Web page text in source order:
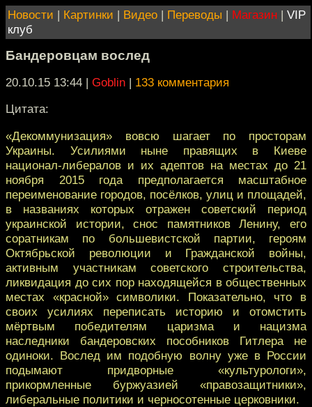
Новости | Картинки | Видео | Переводы | Магазин | VIP
клуб
Бандеровцам вослед
20.10.15 13:44 | Goblin | 133 комментария
Цитата:
«Декоммунизация» вовсю шагает по просторам
Украины. Усилиями ныне правящих в Киеве
национал-либералов и их адептов на местах до 21
ноября 2015 года предполагается масштабное
переименование городов, посёлков, улиц и площадей,
в названиях которых отражен советский период
украинской истории, снос памятников Ленину, его
соратникам по большевистской партии, героям
Октябрьской революции и Гражданской войны,
активным участникам советского строительства,
ликвидация до сих пор находящейся в общественных
местах «красной» символики. Показательно, что в
своих усилиях переписать историю и отомстить
мёртвым победителям царизма и нацизма
наследники бандеровских пособников Гитлера не
одиноки. Вослед им подобную волну уже в России
подымают придворные «культурологи»,
прикормленные буржуазией «правозащитники»,
либеральные политики и черносотенные церковники.